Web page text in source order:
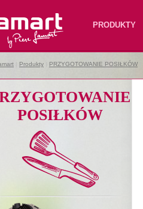
PRODUKTY
Produkty PRZYGOTOWANIE POSIŁKÓW
POSIŁKÓW